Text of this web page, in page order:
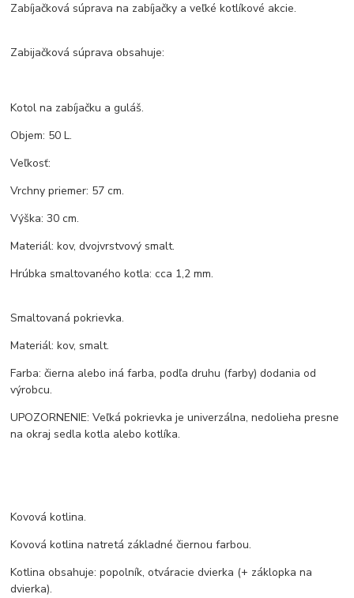
Zabíjačková súprava na zabíjačky a veľké kotlíkové akcie.
Zabijačková súprava obsahuje:
Kotol na zabíjačku a guláš.
Objem: 50 L.
Veľkosť:
Vrchny priemer: 57 cm.
Výška: 30 cm.
Materiál: kov, dvojvrstvový smalt.
Hrúbka smaltovaného kotla: cca 1,2 mm.
Smaltovaná pokrievka.
Materiál: kov, smalt.
Farba: čierna alebo iná farba, podľa druhu (farby) dodania od
výrobcu.
UPOZORNENIE: Veľká pokrievka je univerzálna, nedolieha presne
na okraj sedla kotla alebo kotlíka.
Kovová kotlina.
Kovová kotlina natretá základné čiernou farbou.
Kotlina obsahuje: popolník, otváracie dvierka (+ záklopka na
dvierka).